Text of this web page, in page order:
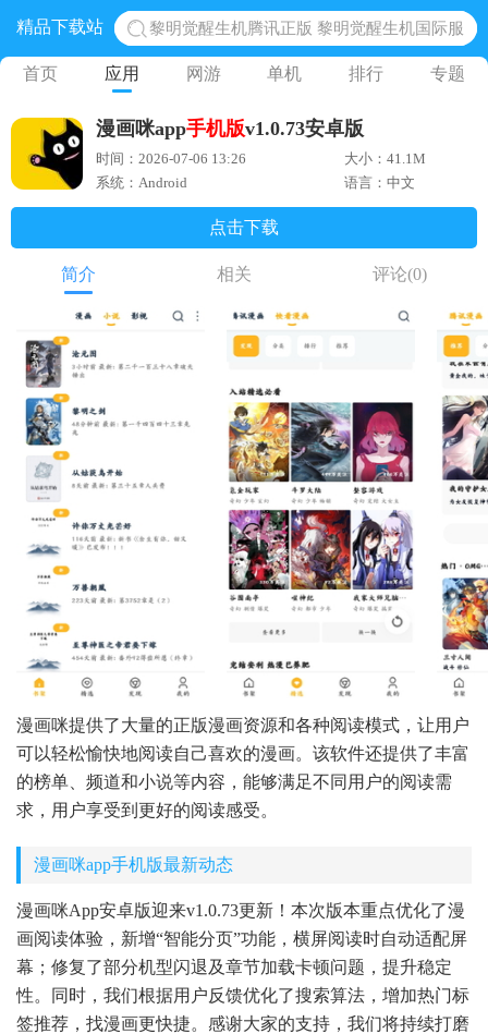
精品下载站
蛋仔派对下载 蛋仔派对体验服
奥特曼王者传奇 正版奥特曼游戏
网易光遇手游正版 点亮星空共庆周年
黎明觉醒生机腾讯正版 黎明觉醒生机国际服
首页 应用 网游 单机 排行 专题
漫画咪app手机版v1.0.73安卓版
时间：2026-07-06 13:26
大小：41.1M
系统：Android
语言：中文
点击下载
简介 相关 评论(0)
漫画咪提供了大量的正版漫画资源和各种阅读模式，让用户
可以轻松愉快地阅读自己喜欢的漫画。该软件还提供了丰富
的榜单、频道和小说等内容，能够满足不同用户的阅读需
求，用户享受到更好的阅读感受。
漫画咪app手机版最新动态
漫画咪App安卓版迎来v1.0.73更新！本次版本重点优化了漫
画阅读体验，新增“智能分页”功能，横屏阅读时自动适配屏
幕；修复了部分机型闪退及章节加载卡顿问题，提升稳定
性。同时，我们根据用户反馈优化了搜索算法，增加热门标
签推荐，找漫画更快捷。感谢大家的支持，我们将持续打磨